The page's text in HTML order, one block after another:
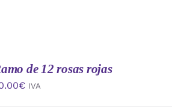
de 12 rosas rojas
€ IVA